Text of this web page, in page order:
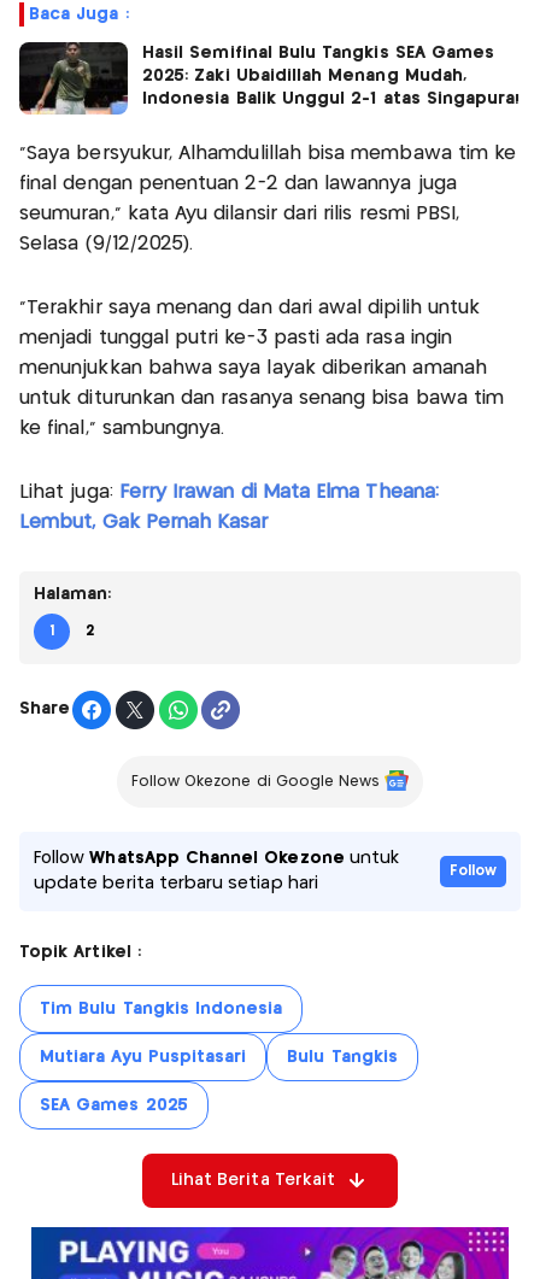
Baca Juga :
Hasil Semifinal Bulu Tangkis SEA Games
2025: Zaki Ubaidillah Menang Mudah,
Indonesia Balik Unggul 2-1 atas Singapura!
“Saya bersyukur, Alhamdulillah bisa membawa tim ke
final dengan penentuan 2-2 dan lawannya juga
seumuran,” kata Ayu dilansir dari rilis resmi PBSI,
Selasa (9/12/2025).
“Terakhir saya menang dan dari awal dipilih untuk
menjadi tunggal putri ke-3 pasti ada rasa ingin
menunjukkan bahwa saya layak diberikan amanah
untuk diturunkan dan rasanya senang bisa bawa tim
ke final,” sambungnya.
Lihat juga: Ferry Irawan di Mata Elma Theana:
Lembut, Gak Pernah Kasar
Halaman:
1 2
Share
Follow Okezone di Google News
FollowWhatsApp Channel Okezone untuk
update berita terbaru setiap hari
Follow
Topik Artikel :
Tim Bulu Tangkis Indonesia
Mutiara Ayu Puspitasari Bulu Tangkis
SEA Games 2025
Lihat Berita Terkait